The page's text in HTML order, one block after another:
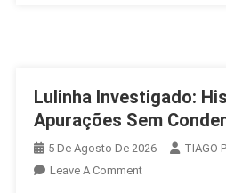
Lulinha Investigado:
Apurações Sem
5 De Agosto De 2026
TIAGO
Leave A CommentOn